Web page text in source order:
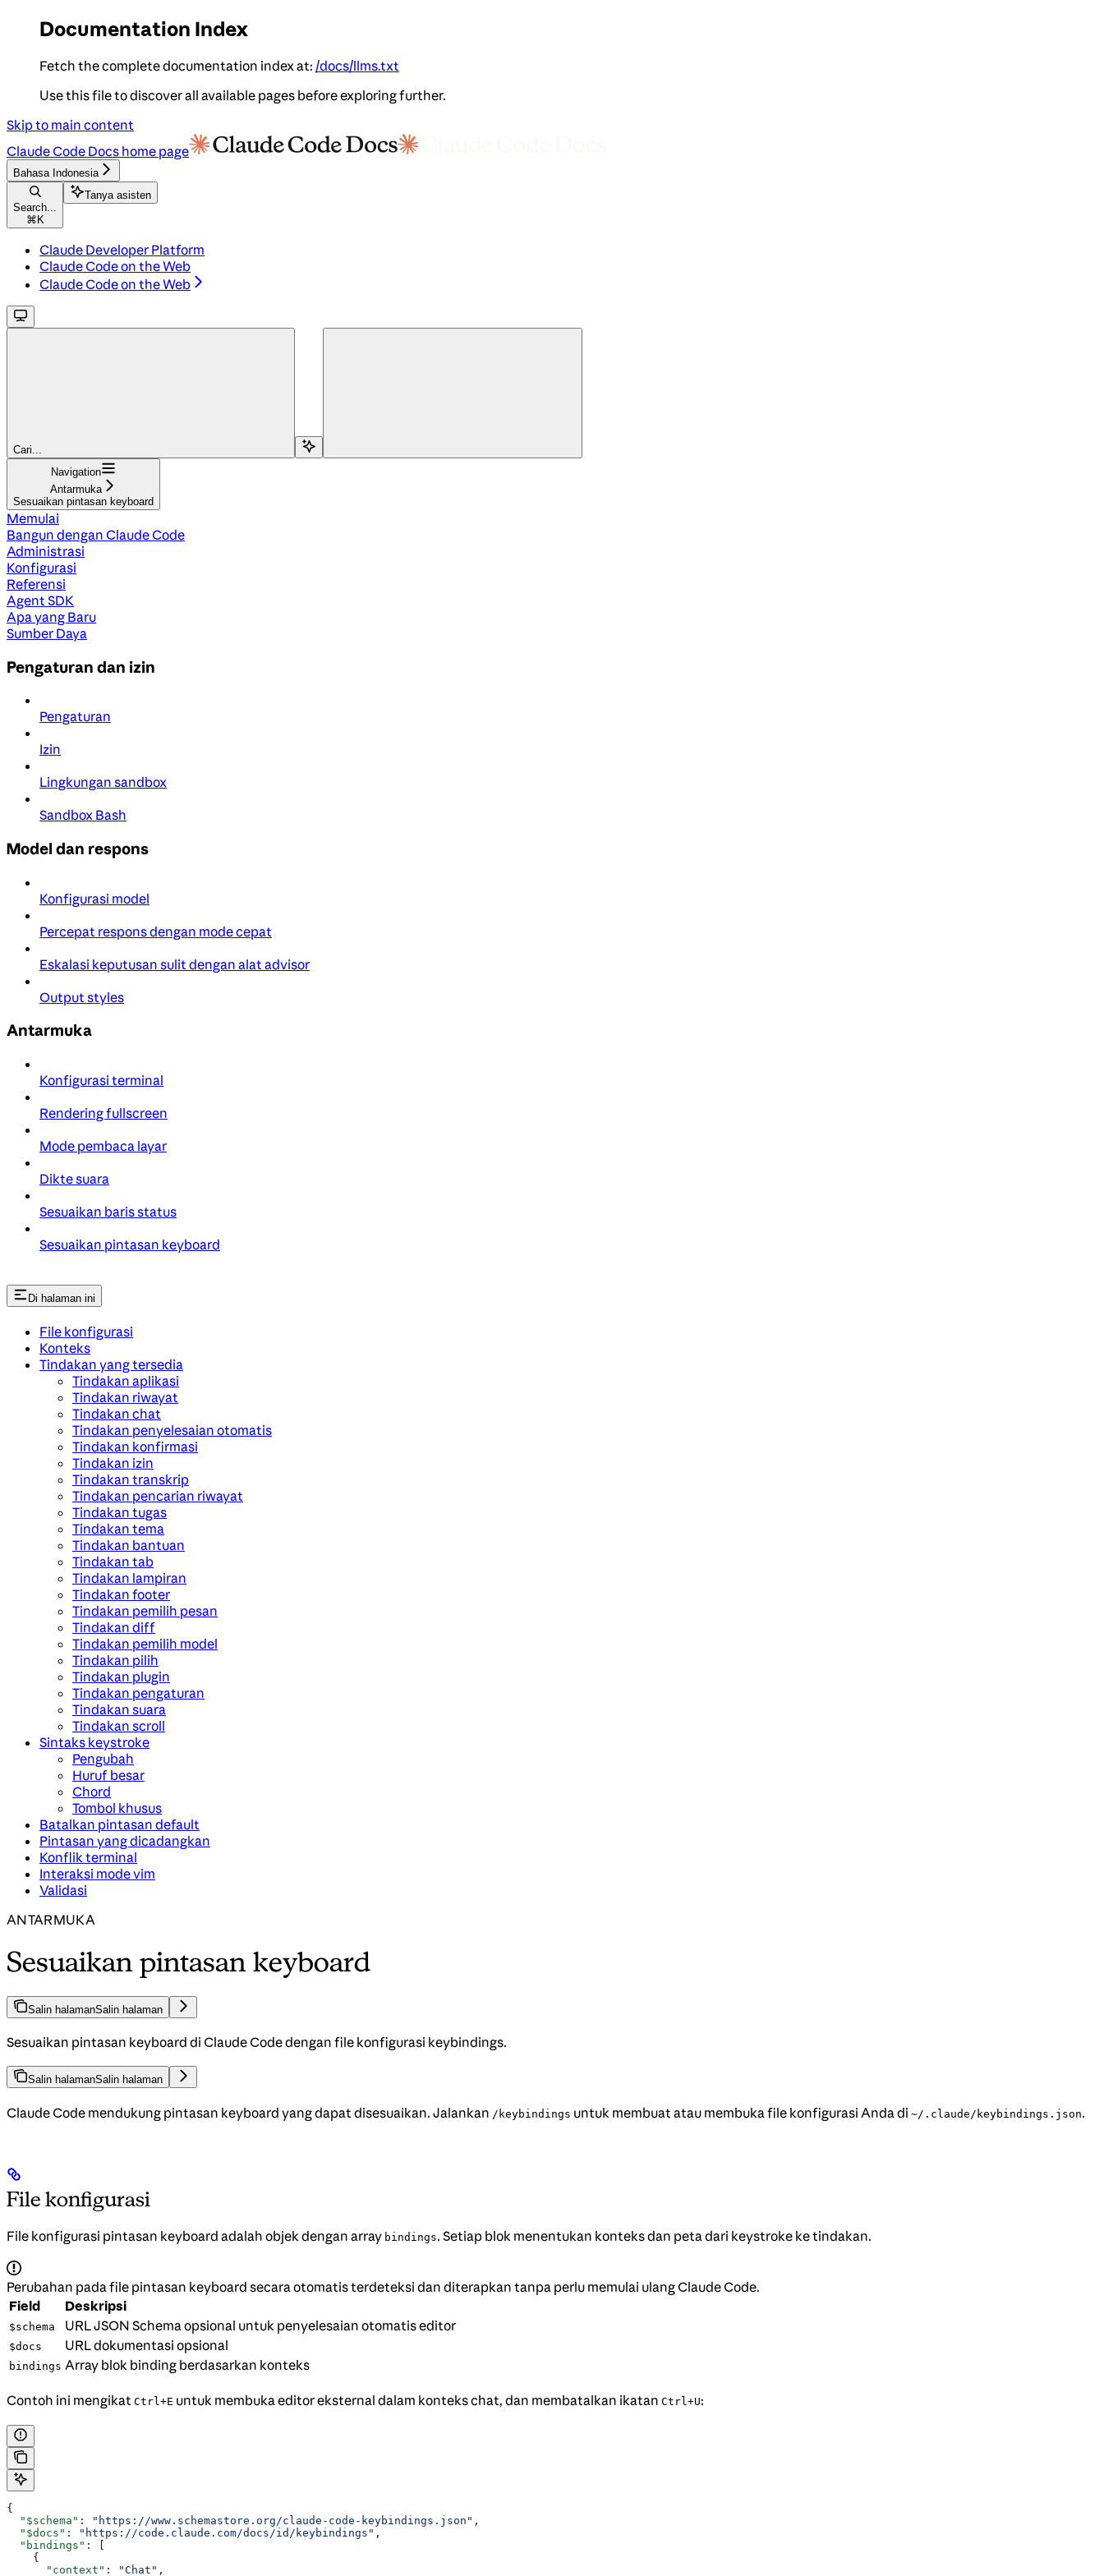
Documentation Index
Fetch the complete documentation index at: /docs/llms.txt
Use this file to discover all available pages before exploring further.
Skip to main content
Claude Code Docs home page
Bahasa Indonesia
Search...
⌘ K
Tanya asisten
Claude Developer Platform
Claude Code on the Web
Claude Code on the Web
Cari...
Navigation
Antarmuka
Sesuaikan pintasan keyboard
Memulai
Bangun dengan Claude Code
Administrasi
Konfigurasi
Referensi
Agent SDK
Apa yang Baru
Sumber Daya
Pengaturan dan izin
Pengaturan
Izin
Lingkungan sandbox
Sandbox Bash
Model dan respons
Konfigurasi model
Percepat respons dengan mode cepat
Eskalasi keputusan sulit dengan alat advisor
Output styles
Antarmuka
Konfigurasi terminal
Rendering fullscreen
Mode pembaca layar
Dikte suara
Sesuaikan baris status
Sesuaikan pintasan keyboard
Di halaman ini
File konfigurasi
Konteks
Tindakan yang tersedia
Tindakan aplikasi
Tindakan riwayat
Tindakan chat
Tindakan penyelesaian otomatis
Tindakan konfirmasi
Tindakan izin
Tindakan transkrip
Tindakan pencarian riwayat
Tindakan tugas
Tindakan tema
Tindakan bantuan
Tindakan tab
Tindakan lampiran
Tindakan footer
Tindakan pemilih pesan
Tindakan diff
Tindakan pemilih model
Tindakan pilih
Tindakan plugin
Tindakan pengaturan
Tindakan suara
Tindakan scroll
Sintaks keystroke
Pengubah
Huruf besar
Chord
Tombol khusus
Batalkan pintasan default
Pintasan yang dicadangkan
Konflik terminal
Interaksi mode vim
Validasi
ANTARMUKA
Sesuaikan pintasan keyboard
Salin halamanSalin halaman
Sesuaikan pintasan keyboard di Claude Code dengan file konfigurasi keybindings.
Salin halamanSalin halaman
Claude Code mendukung pintasan keyboard yang dapat disesuaikan. Jalankan /keybindings untuk membuat atau membuka file konfigurasi Anda di ~/.claude/keybindings.json.
File konfigurasi
File konfigurasi pintasan keyboard adalah objek dengan array bindings. Setiap blok menentukan konteks dan peta dari keystroke ke tindakan.
Perubahan pada file pintasan keyboard secara otomatis terdeteksi dan diterapkan tanpa perlu memulai ulang Claude Code.
Field
Deskripsi
$schema URL JSON Schema opsional untuk penyelesaian otomatis editor
$docs URL dokumentasi opsional
bindings Array blok binding berdasarkan konteks
Contoh ini mengikat Ctrl+E untuk membuka editor eksternal dalam konteks chat, dan membatalkan ikatan Ctrl+U:
{
  "$schema"
: "https://www.schemastore.org/claude-code-keybindings.json" ,
  "$docs"
: "https://code.claude.com/docs/id/keybindings" ,
  "bindings"
: [
    {
      "context"
: "Chat" ,